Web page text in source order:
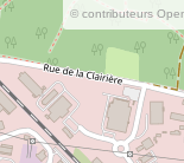
© contributeurs